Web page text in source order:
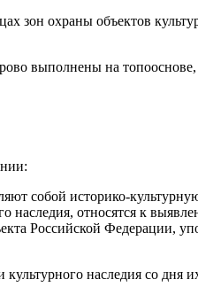
зон охраны объектов
выполнены на
собой историко-
наследия, относятся к
Российской Федерации,
наследия со дня